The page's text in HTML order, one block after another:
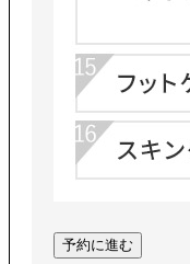
予約に進む